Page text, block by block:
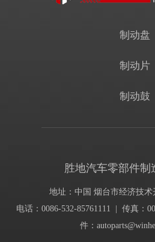
制动盘
制动片
制动鼓
胜地汽车零部件制
地址：中国 烟台市经济技术
电话：0086-532-85761111 | 传真：
件：